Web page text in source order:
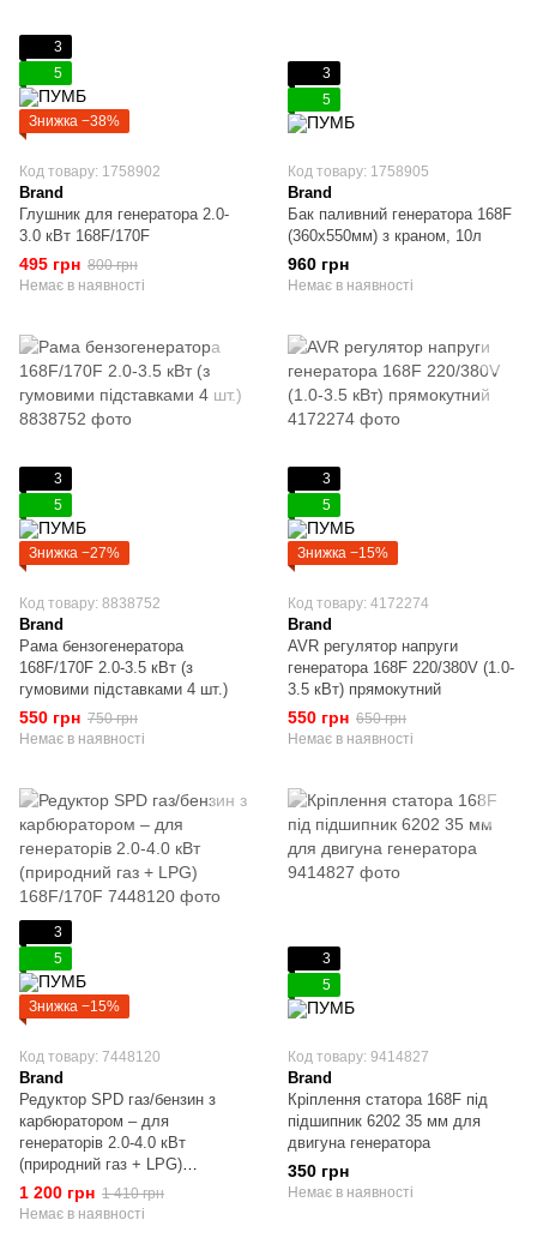
3
5
Знижка −38%
Код товару: 1758902
Brand
Глушник для генератора 2.0-
3.0 кВт 168F/170F
495 грн 800 грн
Немає в наявності
3
5
Код товару: 1758905
Brand
Бак паливний генератора 168F
(360x550мм) з краном, 10л
960 грн
Немає в наявності
3
5
Знижка −27%
Код товару: 8838752
Brand
Рама бензогенератора
168F/170F 2.0-3.5 кВт (з
гумовими підставками 4 шт.)
550 грн 750 грн
Немає в наявності
3
5
Знижка −15%
Код товару: 4172274
Brand
AVR регулятор напруги
генератора 168F 220/380V (1.0-
3.5 кВт) прямокутний
550 грн 650 грн
Немає в наявності
3
5
Знижка −15%
Код товару: 7448120
Brand
Редуктор SPD газ/бензин з
карбюратором – для
генераторів 2.0-4.0 кВт
(природний газ + LPG)
168F/170F
1 200 грн 1 410 грн
Немає в наявності
3
5
Код товару: 9414827
Brand
Кріплення статора 168F під
підшипник 6202 35 мм для
двигуна генератора
350 грн
Немає в наявності